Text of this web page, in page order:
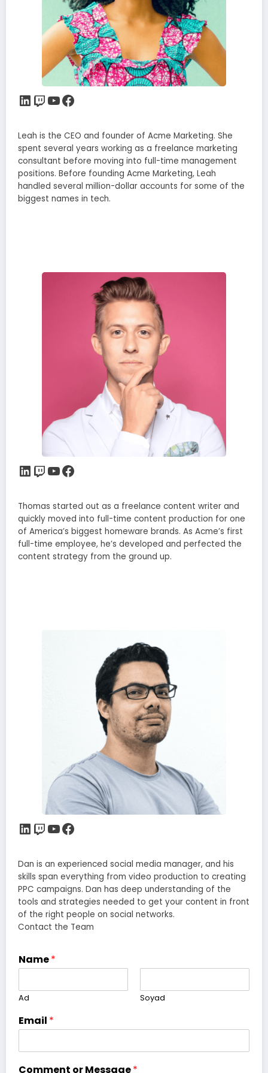
LinkedIn Twitch YouTube Facebook
Leah is the CEO and founder of Acme Marketing. She
spent several years working as a freelance marketing
consultant before moving into full-time management
positions. Before founding Acme Marketing, Leah
handled several million-dollar accounts for some of the
biggest names in tech.
LinkedIn Twitch YouTube Facebook
Thomas started out as a freelance content writer and
quickly moved into full-time content production for one
of America’s biggest homeware brands. As Acme’s first
full-time employee, he’s developed and perfected the
content strategy from the ground up.
LinkedIn Twitch YouTube Facebook
Dan is an experienced social media manager, and his
skills span everything from video production to creating
PPC campaigns. Dan has deep understanding of the
tools and strategies needed to get your content in front
of the right people on social networks.
Contact the Team
Name*
Ad Soyad
Email *
Comment or Message*